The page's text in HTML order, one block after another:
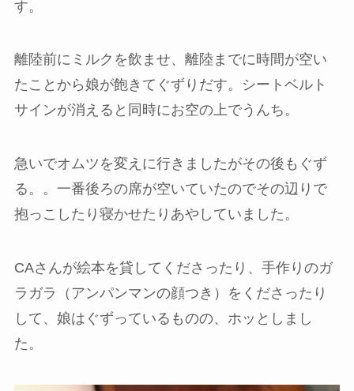
す。
離陸前にミルクを飲ませ、離陸までに時間が空い
たことから娘が飽きてぐずりだす。シートベルト
サインが消えると同時にお空の上でうんち。
急いでオムツを変えに行きましたがその後もぐず
る。。一番後ろの席が空いていたのでその辺りで
抱っこしたり寝かせたりあやしていました。
CAさんが絵本を貸してくださったり、手作りのガ
ラガラ（アンパンマンの顔つき）をくださったり
して、娘はぐずっているものの、ホッとしまし
た。